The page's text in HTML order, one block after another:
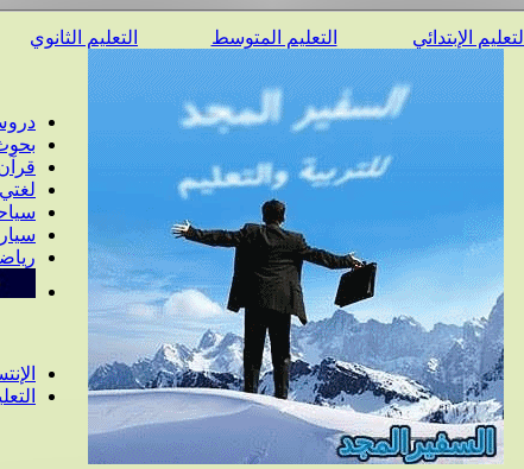
التعليم الإبتدائي التعليم المتوسط التعليم الثانوي
لغتي